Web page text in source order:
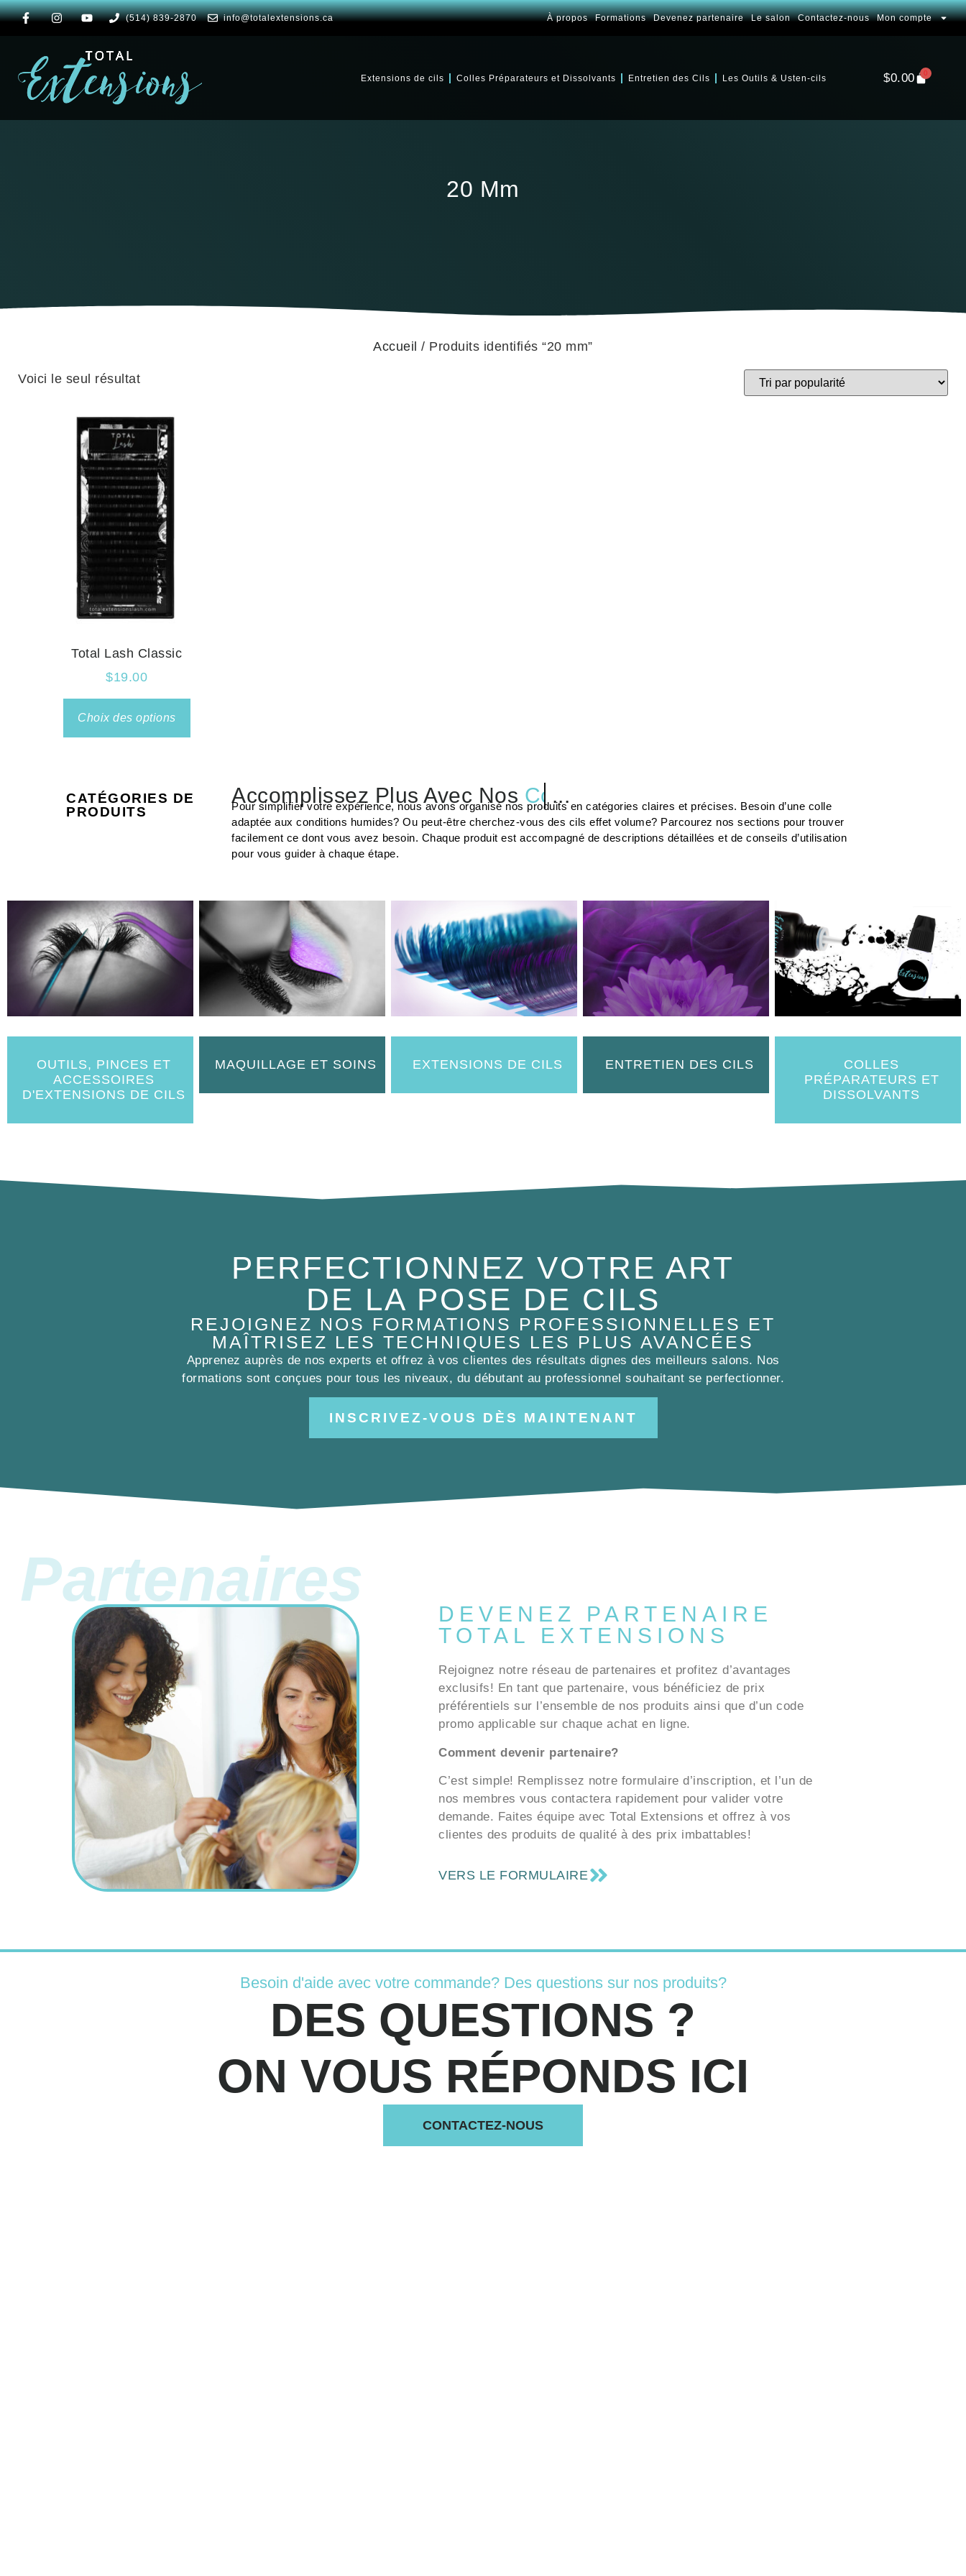
(514) 839-2870 info@totalextensions.ca À propos Formations Devenez partenaire Le salon Contactez-nous Mon compte
Extensions de cils Colles Préparateurs et Dissolvants Entretien des Cils Les Outils & Usten-cils $0.00 0
20 Mm
Accueil / Produits identifiés “20 mm”
Voici le seul résultat
Total Lash Classic
$19.00
Choix des options
CATÉGORIES DE
PRODUITS
Accomplissez Plus Avec Nos Préparateur
Pour simplifier votre expérience, nous avons organisé nos produits en catégories claires et précises. Besoin d’une colle
adaptée aux conditions humides? Ou peut-être cherchez-vous des cils effet volume? Parcourez nos sections pour trouver
facilement ce dont vous avez besoin. Chaque produit est accompagné de descriptions détaillées et de conseils d’utilisation
pour vous guider à chaque étape.
OUTILS, PINCES ET
ACCESSOIRES
D'EXTENSIONS DE CILS
MAQUILLAGE ET SOINS EXTENSIONS DE CILS ENTRETIEN DES CILS
COLLES
PRÉPARATEURS ET
DISSOLVANTS
PERFECTIONNEZ VOTRE ART
DE LA POSE DE CILS
REJOIGNEZ NOS FORMATIONS PROFESSIONNELLES ET
MAÎTRISEZ LES TECHNIQUES LES PLUS AVANCÉES
Apprenez auprès de nos experts et offrez à vos clientes des résultats dignes des meilleurs salons. Nos
formations sont conçues pour tous les niveaux, du débutant au professionnel souhaitant se perfectionner.
INSCRIVEZ-VOUS DÈS MAINTENANT
DEVENEZ PARTENAIRE
TOTAL EXTENSIONS
Partenaires
Rejoignez notre réseau de partenaires et profitez d’avantages
exclusifs! En tant que partenaire, vous bénéficiez de prix
préférentiels sur l’ensemble de nos produits ainsi que d’un code
promo applicable sur chaque achat en ligne.
Comment devenir partenaire?
C’est simple! Remplissez notre formulaire d’inscription, et l’un de
nos membres vous contactera rapidement pour valider votre
demande. Faites équipe avec Total Extensions et offrez à vos
clientes des produits de qualité à des prix imbattables!
VERS LE FORMULAIRE
Besoin d'aide avec votre commande? Des questions sur nos produits?
DES QUESTIONS ?
ON VOUS RÉPONDS ICI
CONTACTEZ-NOUS